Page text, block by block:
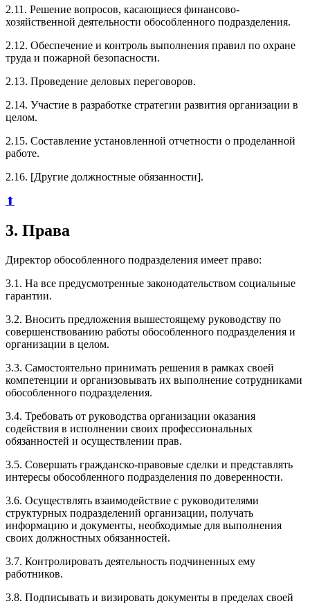
2.11. Решение вопросов, касающиеся финансово-
хозяйственной деятельности обособленного подразделения.
2.12. Обеспечение и контроль выполнения правил по охране
труда и пожарной безопасности.
2.13. Проведение деловых переговоров.
2.14. Участие в разработке стратегии развития организации в
целом.
2.15. Составление установленной отчетности о проделанной
работе.
2.16. [Другие должностные обязанности].
⬆
3. Права
Директор обособленного подразделения имеет право:
3.1. На все предусмотренные законодательством социальные
гарантии.
3.2. Вносить предложения вышестоящему руководству по
совершенствованию работы обособленного подразделения и
организации в целом.
3.3. Самостоятельно принимать решения в рамках своей
компетенции и организовывать их выполнение сотрудниками
обособленного подразделения.
3.4. Требовать от руководства организации оказания
содействия в исполнении своих профессиональных
обязанностей и осуществлении прав.
3.5. Совершать гражданско-правовые сделки и представлять
интересы обособленного подразделения по доверенности.
3.6. Осуществлять взаимодействие с руководителями
структурных подразделений организации, получать
информацию и документы, необходимые для выполнения
своих должностных обязанностей.
3.7. Контролировать деятельность подчиненных ему
работников.
3.8. Подписывать и визировать документы в пределах своей